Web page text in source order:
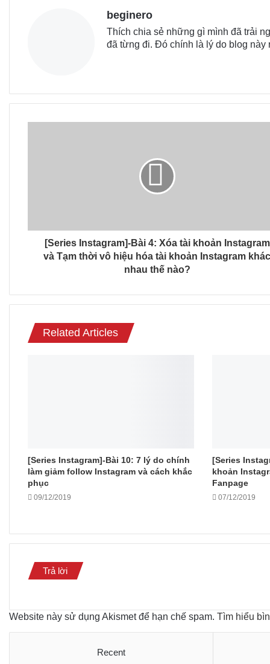
beginero
Thích chia sẻ những gì mình đã trải
đã từng đi. Đó chính là lý do blog này
[Series Instagram]-Bài 4: Xóa tài khoản Instagram
và Tạm thời vô hiệu hóa tài khoản Instagram khác
nhau thế nào?
Related Articles
[Series Instagram]-Bài 10: 7 lý do chính
làm giảm follow Instagram và cách khắc
phục
09/12/2019
[Series
khoản
Fanpage
07/12/2019
Trả lời
Website này sử dụng Akismet để hạn chế spam. Tìm hiểu
Recent